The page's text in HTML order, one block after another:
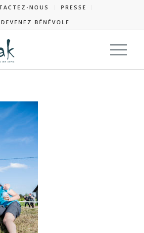
NOUS
PRESSE
DEVENEZ BÉNÉVOLE